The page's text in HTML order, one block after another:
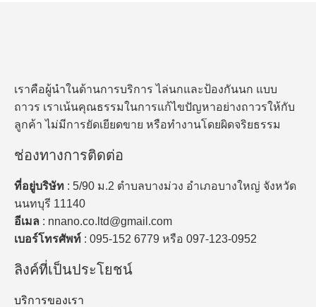
อาคาร
สูง
เราคือผู้นำในด้านการบริการ ไล่นกและป้องกันนก แบบ
ถาวร เราเน้นคุณธรรมในการแก้ไขปัญหาอย่างถาวรให้กับ
ลูกค้า ไม่มีการยัดเยียดขาย หรือทำงานโดยผิดจริยธรรม
ช่องทางการติดต่อ
ที่อยู่บริษัท : 5/90 ม.2 ตำบลบางม่วง อำเภอบางใหญ่ จังหวัด
นนทบุรี 11140
อีเมล : nnano.co.ltd@gmail.com
เบอร์โทรศัพท์ : 095-152 6779 หรือ 097-123-0952
ลิงค์ที่เป็นประโยชน์
บริการของเรา